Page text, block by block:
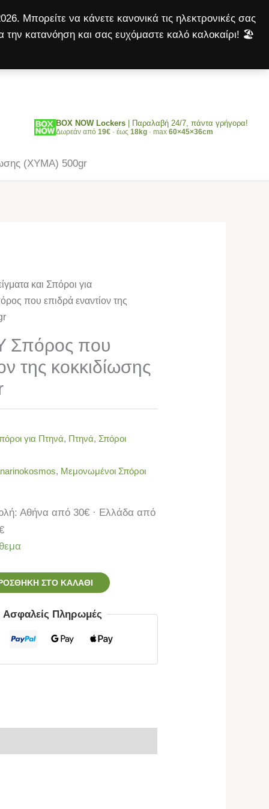
Μπορείτε να κάνετε κανονικά τις ηλεκτρονικές σας
την κατανόηση και σας ευχόμαστε καλό καλοκαίρι! 🏖️
BOX NOW Lockers | Παραλαβή 24/7, πάντα γρήγορα!
Δωρεάν από 19€ · έως 18kg · max 60×45×36cm
(ΧΥΜΑ) 500gr
και Σπόροι για
που επιδρά εναντίον της
Σπόρος που
της κοκκιδίωσης
για Πτηνά, Πτηνά, Σπόροι
, Μεμονωμένοι Σπόροι
Αθήνα από 30€ · Ελλάδα από
ΣΤΟ ΚΑΛΆΘΙ
Ασφαλείς Πληρωμές
επιδρά
εναντίον